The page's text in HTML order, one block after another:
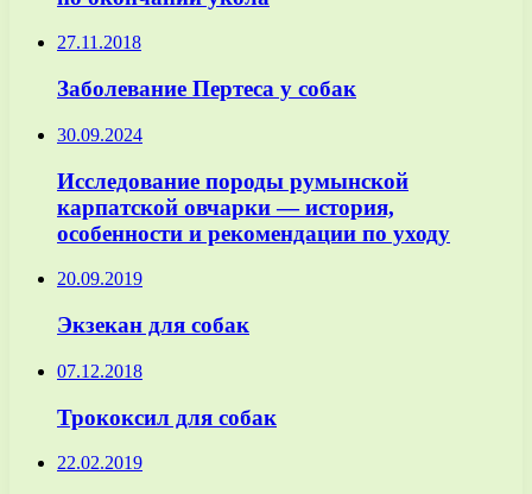
27.11.2018
Заболевание Пертеса у собак
30.09.2024
Исследование породы румынской
карпатской овчарки — история,
особенности и рекомендации по уходу
20.09.2019
Экзекан для собак
07.12.2018
Трококсил для собак
22.02.2019